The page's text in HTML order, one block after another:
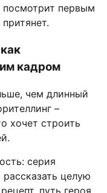
посмотрит первым
кадром
чем длинный
–
хочет строить
серия
целую